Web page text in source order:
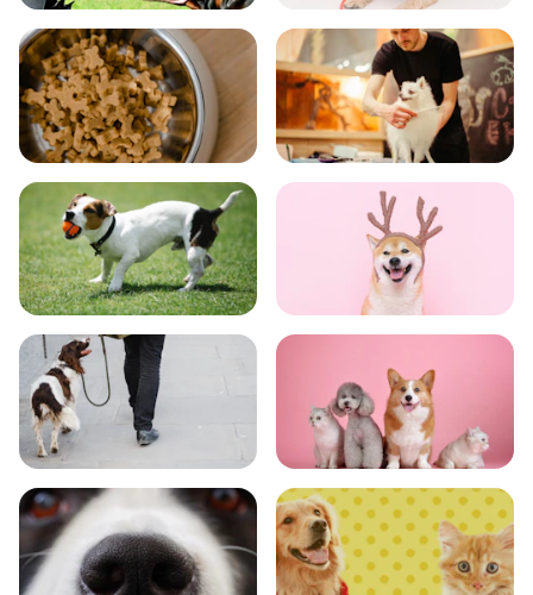
飼い方 健康
食事 お手入れ
トレーニング グッズ
おでかけ 図鑑